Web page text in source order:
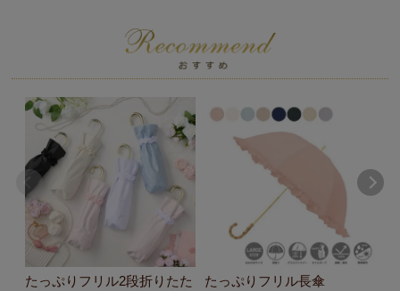
たっぷりフリル2段折りたた
たっぷりフリル長傘